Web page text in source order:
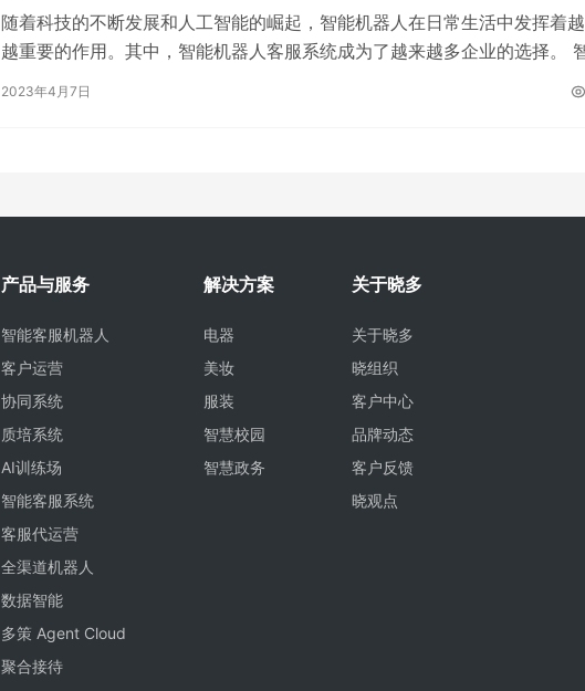
随着科技的不断发展和人工智能的崛起，智能机器人在日常生活中发挥着
越重要的作用。其中，智能机器人客服系统成为了越来越多企业的选择。
机器人客服系统的优势和应用 首先，智能机器…
2023年4月7日
产品与服务
智能客服机器人
客户运营
协同系统
质培系统
AI训练场
智能客服系统
客服代运营
全渠道机器人
数据智能
多策 Agent Cloud
聚合接待
解决方案
电器
美妆
服装
智慧校园
智慧政务
关于晓多
关于晓多
晓组织
客户中心
品牌动态
客户反馈
晓观点